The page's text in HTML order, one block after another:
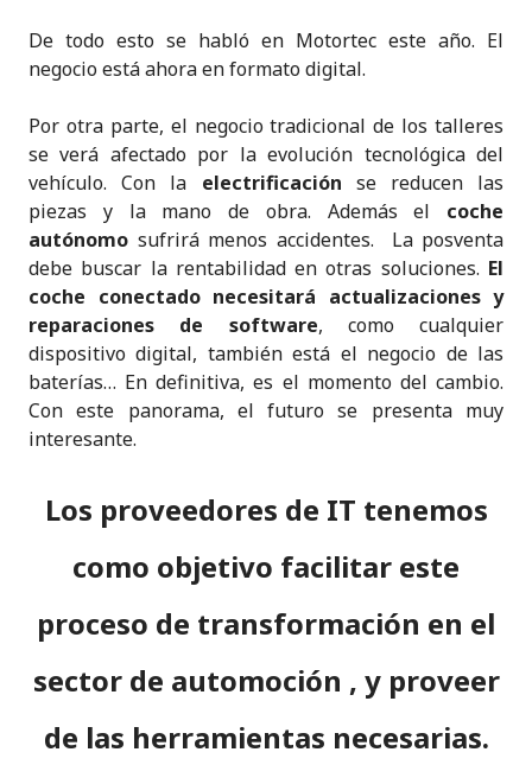
De todo esto se habló en Motortec este año. El
negocio está ahora en formato digital.
Por otra parte, el negocio tradicional de los talleres
se verá afectado por la evolución tecnológica del
vehículo. Con la electrificación se reducen las
piezas y la mano de obra. Además el coche
autónomo sufrirá menos accidentes. La posventa
debe buscar la rentabilidad en otras soluciones. El
coche conectado necesitará actualizaciones y
reparaciones de software, como cualquier
dispositivo digital, también está el negocio de las
baterías… En definitiva, es el momento del cambio.
Con este panorama, el futuro se presenta muy
interesante.
Los proveedores de IT tenemos
como objetivo facilitar este
proceso de transformación en el
sector de automoción , y proveer
de las herramientas necesarias.